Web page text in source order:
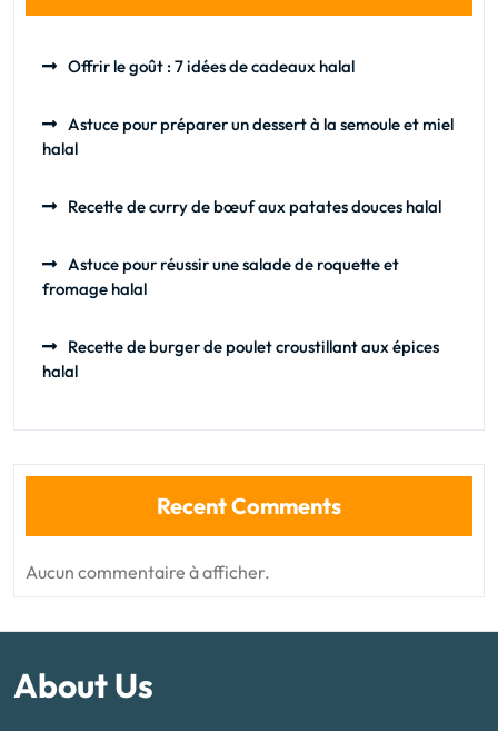
Offrir le goût : 7 idées de cadeaux halal
Astuce pour préparer un dessert à la semoule et miel
halal
Recette de curry de bœuf aux patates douces halal
Astuce pour réussir une salade de roquette et
fromage halal
Recette de burger de poulet croustillant aux épices
halal
Recent Comments
Aucun commentaire à afficher.
About Us